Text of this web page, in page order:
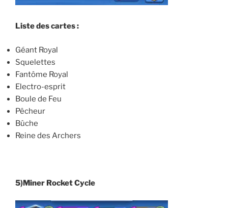
Liste des cartes :
Géant Royal
Squelettes
Fantôme Royal
Electro-esprit
Boule de Feu
Pêcheur
Bûche
Reine des Archers
5)Miner Rocket Cycle